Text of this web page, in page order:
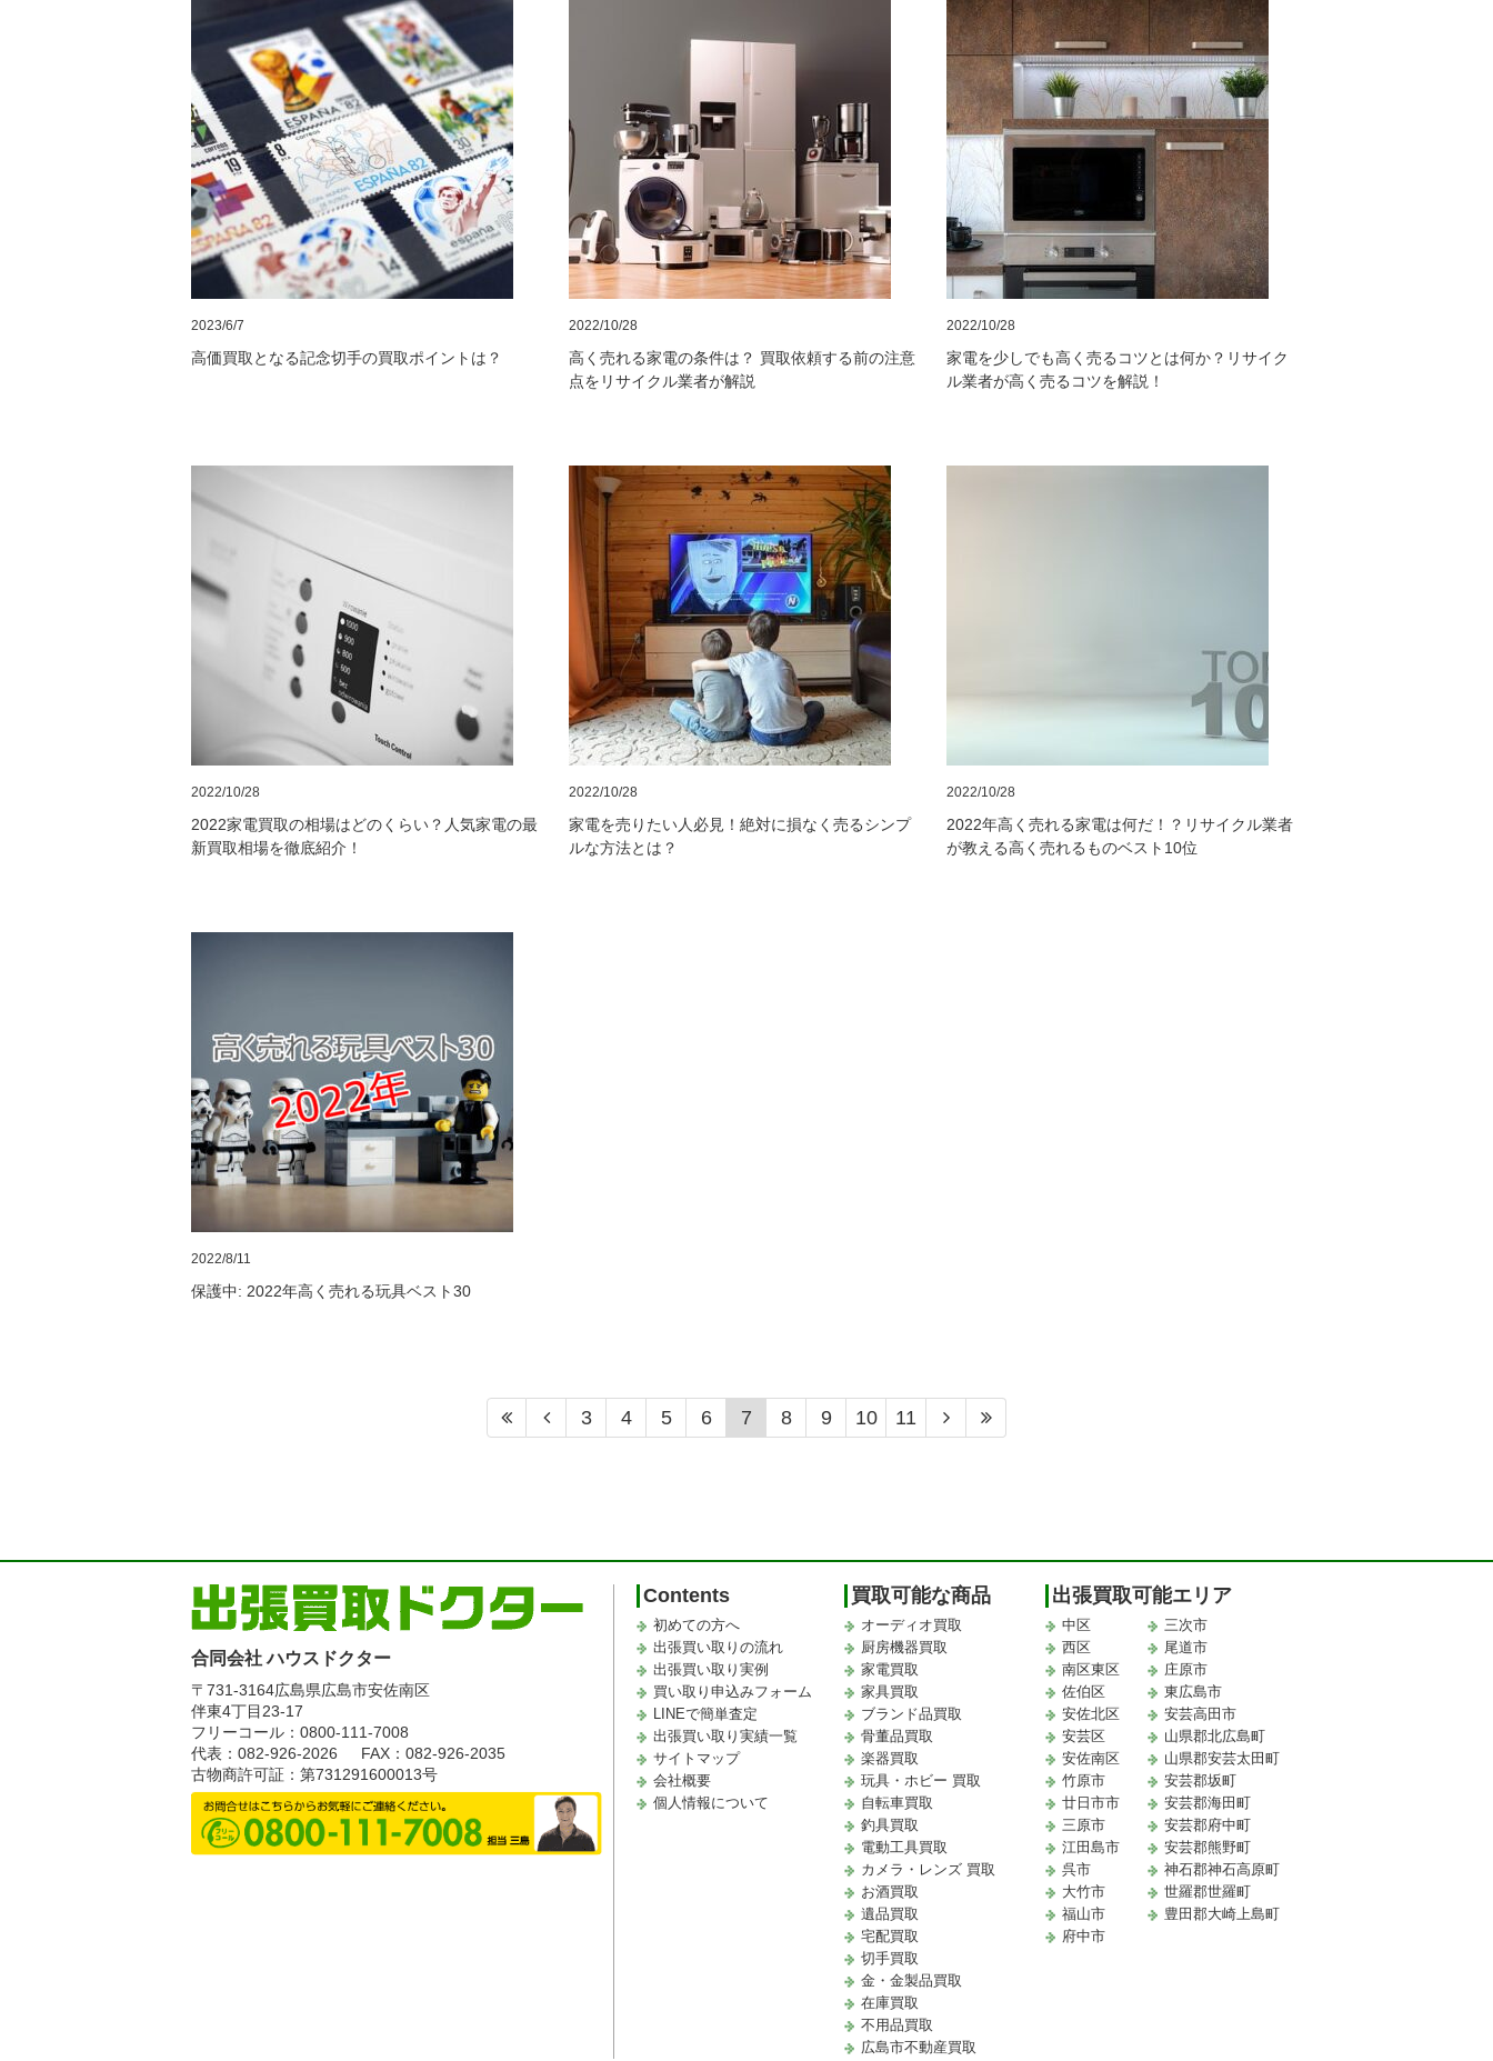
2023/6/7
高価買取となる記念切手の買取ポイントは？
2022/10/28
高く売れる家電の条件は？ 買取依頼する前の注意
点をリサイクル業者が解説
2022/10/28
家電を少しでも高く売るコツとは何か？リサイク
ル業者が高く売るコツを解説！
2022/10/28
2022家電買取の相場はどのくらい？人気家電の最
新買取相場を徹底紹介！
2022/10/28
家電を売りたい人必見！絶対に損なく売るシンプ
ルな方法とは？
2022/10/28
2022年高く売れる家電は何だ！？リサイクル業者
が教える高く売れるものベスト10位
2022/8/11
保護中: 2022年高く売れる玩具ベスト30
3 4 5 6 7 8 9 10 11
合同会社 ハウスドクター
〒731-3164広島県広島市安佐南区
伴東4丁目23-17
フリーコール：0800-111-7008
代表：082-926-2026
FAX：082-926-2035
古物商許可証：第731291600013号
Contents
初めての方へ
出張買い取りの流れ
出張買い取り実例
買い取り申込みフォーム
LINEで簡単査定
出張買い取り実績一覧
サイトマップ
会社概要
個人情報について
買取可能な商品
オーディオ買取
厨房機器買取
家電買取
家具買取
ブランド品買取
骨董品買取
楽器買取
玩具・ホビー 買取
自転車買取
釣具買取
電動工具買取
カメラ・レンズ 買取
お酒買取
遺品買取
宅配買取
切手買取
金・金製品買取
在庫買取
不用品買取
広島市不動産買取
出張買取可能エリア
中区
西区
南区東区
佐伯区
安佐北区
安芸区
安佐南区
竹原市
廿日市市
三原市
江田島市
呉市
大竹市
福山市
府中市
三次市
尾道市
庄原市
東広島市
安芸高田市
山県郡北広島町
山県郡安芸太田町
安芸郡坂町
安芸郡海田町
安芸郡府中町
安芸郡熊野町
神石郡神石高原町
世羅郡世羅町
豊田郡大崎上島町